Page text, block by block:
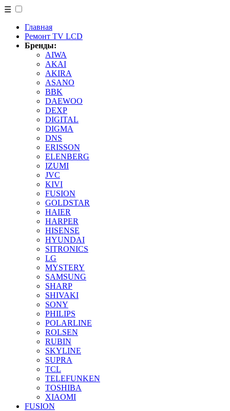
☰
Главная
Ремонт TV LCD
Бренды:
AIWA
AKAI
AKIRA
ASANO
BBK
DAEWOO
DEXP
DIGITAL
DIGMA
DNS
ERISSON
ELENBERG
IZUMI
JVC
KIVI
FUSION
GOLDSTAR
HAIER
HARPER
HISENSE
HYUNDAI
SITRONICS
LG
MYSTERY
SAMSUNG
SHARP
SHIVAKI
SONY
PHILIPS
POLARLINE
ROLSEN
RUBIN
SKYLINE
SUPRA
TCL
TELEFUNKEN
TOSHIBA
XIAOMI
FUSION